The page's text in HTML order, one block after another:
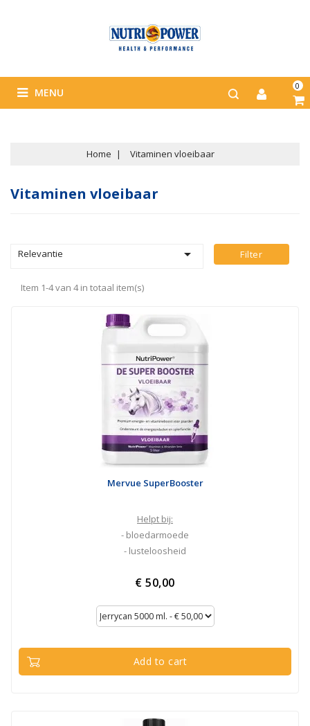
0
MENU
Home Vitaminen vloeibaar
Vitaminen vloeibaar
Relevantie  Filter
Item 1-4 van 4 in totaal item(s)
Mervue SuperBooster
Helpt bij:
- bloedarmoede
- lusteloosheid
€ 50,00
Add to cart